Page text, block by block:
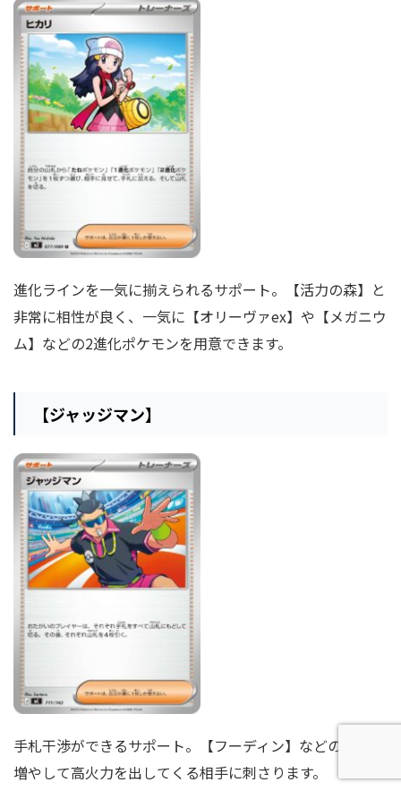
進化ラインを一気に揃えられるサポート。【活力の森】と
非常に相性が良く、一気に【オリーヴァex】や【メガニウ
ム】などの2進化ポケモンを用意できます。
【ジャッジマン】
手札干渉ができるサポート。【フーディン】などの手札を
増やして高火力を出してくる相手に刺さります。